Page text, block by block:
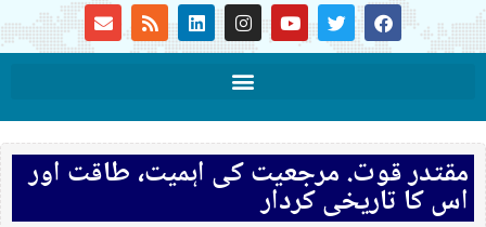
مقتدر قوت. مرجعیت کی اہمیت، طاقت اور
اس کا تاریخی کردار